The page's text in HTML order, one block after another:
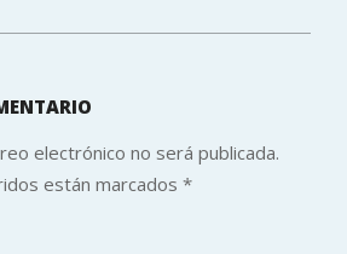
electrónico no será publicada.
están marcados *